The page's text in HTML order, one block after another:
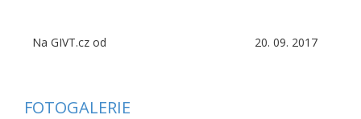
Na GIVT.cz od 20. 09. 2017
FOTOGALERIE